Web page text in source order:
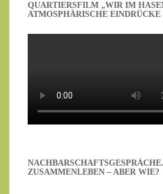
QUARTIERSFILM „WIR IM
ATMOSPHÄRISCHE
NACHBARSCHAFTSGESPRÄCHE.
ZUSAMMENLEBEN – ABER WIE?